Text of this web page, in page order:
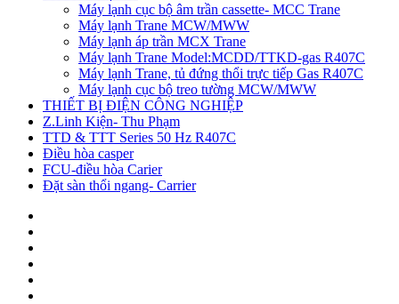
Máy lạnh cục bộ âm trần cassette- MCC Trane
Máy lạnh Trane MCW/MWW
Máy lạnh áp trần MCX Trane
Máy lạnh Trane Model:MCDD/TTKD-gas R407C
Máy lạnh Trane, tủ đứng thổi trực tiếp Gas R407C
Máy lạnh cục bộ treo tường MCW/MWW
THIẾT BỊ ĐIỆN CÔNG NGHIỆP
Z.Linh Kiện- Thu Phạm
TTD & TTT Series 50 Hz R407C
Điều hòa casper
FCU-điều hòa Carier
Đặt sàn thổi ngang- Carrier